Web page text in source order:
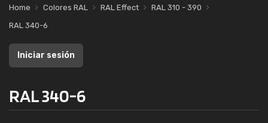
Home Colores RAL RAL Effect
RAL 310 - 390
RAL 340-6
Iniciar sesión
RAL 340-6